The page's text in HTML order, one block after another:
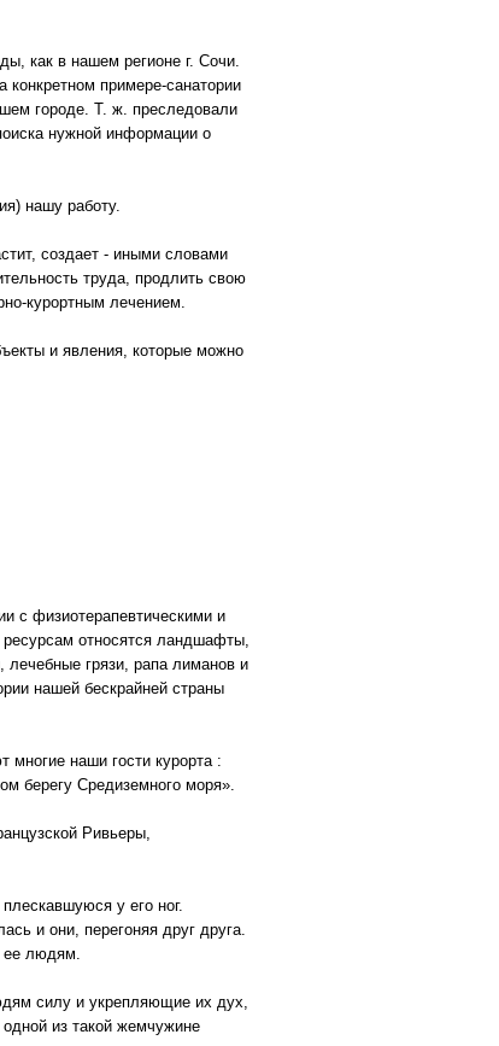
как в нашем регионе г. Сочи.
конкретном примере-санатории
городе. Т. ж. преследовали
нужной информации о
нашу работу.
создает - иными словами
труда, продлить свою
курортным лечением.
и явления, которые можно
с физиотерапевтическими и
относятся ландшафты,
грязи, рапа лиманов и
нашей бескрайней страны
многие наши гости курорта :
берегу Средиземного моря».
Ривьеры,
у его ног.
и они, перегоняя друг друга.
ее людям.
силу и укрепляющие их дух,
из такой жемчужине